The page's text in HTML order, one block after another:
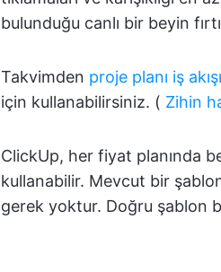
bulunduğu canlı bir beyin
Takvimden proje planı iş
için kullanabilirsiniz. ( Zihin
ClickUp, her fiyat planında
kullanabilir. Mevcut bir
gerek yoktur. Doğru şablon